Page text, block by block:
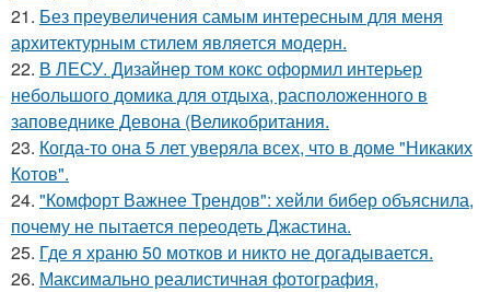
21. Без преувеличения самым интересным для меня
архитектурным стилем является модерн.
22. В ЛЕСУ. Дизайнер том кокс оформил интерьер
небольшого домика для отдыха, расположенного в
заповеднике Девона (Великобритания.
23. Когда-то она 5 лет уверяла всех, что в доме "Никаких
Котов".
24. "Комфорт Важнее Трендов": хейли бибер объяснила,
почему не пытается переодеть Джастина.
25. Где я храню 50 мотков и никто не догадывается.
26. Максимально реалистичная фотография,